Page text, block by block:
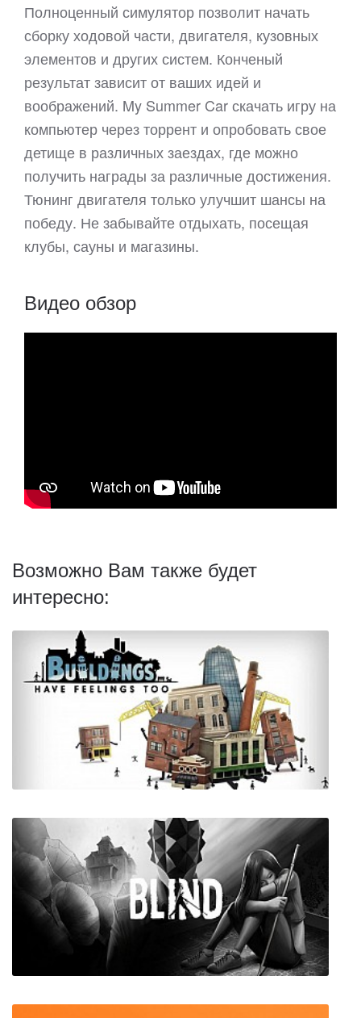
Полноценный симулятор позволит начать
сборку ходовой части, двигателя, кузовных
элементов и других систем. Конченый
результат зависит от ваших идей и
воображений. My Summer Car скачать игру на
компьютер через торрент и опробовать свое
детище в различных заездах, где можно
получить награды за различные достижения.
Тюнинг двигателя только улучшит шансы на
победу. Не забывайте отдыхать, посещая
клубы, сауны и магазины.
Видео обзор
Возможно Вам также будет
интересно:
Buildings Have Feelings Too!